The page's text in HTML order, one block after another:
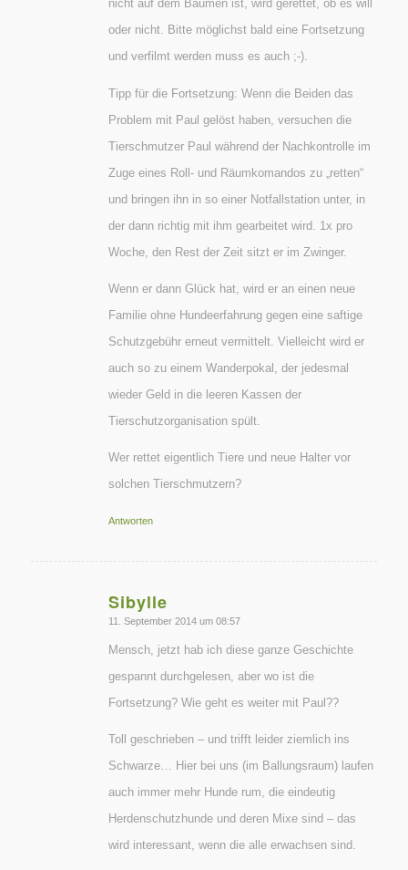
nicht auf dem Bäumen ist, wird gerettet, ob es will
oder nicht. Bitte möglichst bald eine Fortsetzung
und verfilmt werden muss es auch ;-).
Tipp für die Fortsetzung: Wenn die Beiden das
Problem mit Paul gelöst haben, versuchen die
Tierschmutzer Paul während der Nachkontrolle im
Zuge eines Roll- und Räumkomandos zu „retten“
und bringen ihn in so einer Notfallstation unter, in
der dann richtig mit ihm gearbeitet wird. 1x pro
Woche, den Rest der Zeit sitzt er im Zwinger.
Wenn er dann Glück hat, wird er an einen neue
Familie ohne Hundeerfahrung gegen eine saftige
Schutzgebühr erneut vermittelt. Vielleicht wird er
auch so zu einem Wanderpokal, der jedesmal
wieder Geld in die leeren Kassen der
Tierschutzorganisation spült.
Wer rettet eigentlich Tiere und neue Halter vor
solchen Tierschmutzern?
Antworten
Sibylle
sagte:
11. September 2014 um 08:57
Mensch, jetzt hab ich diese ganze Geschichte
gespannt durchgelesen, aber wo ist die
Fortsetzung? Wie geht es weiter mit Paul??
Toll geschrieben – und trifft leider ziemlich ins
Schwarze… Hier bei uns (im Ballungsraum) laufen
auch immer mehr Hunde rum, die eindeutig
Herdenschutzhunde und deren Mixe sind – das
wird interessant, wenn die alle erwachsen sind.